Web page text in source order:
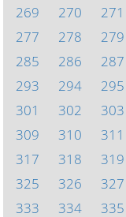
269
270 271
277
278 279
285
286 287
293
294 295
301
302 303
309
310 311
317
318 319
325
326 327
333
334 335